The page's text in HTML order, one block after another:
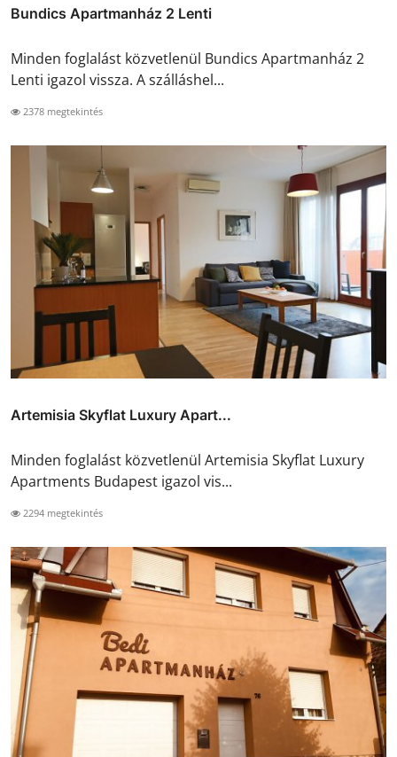
Bundics Apartmanház 2 Lenti
Minden foglalást közvetlenül Bundics Apartmanház 2
Lenti igazol vissza. A szálláshel...
2378 megtekintés
Artemisia Skyflat Luxury Apart...
Minden foglalást közvetlenül Artemisia Skyflat Luxury
Apartments Budapest igazol vis...
2294 megtekintés